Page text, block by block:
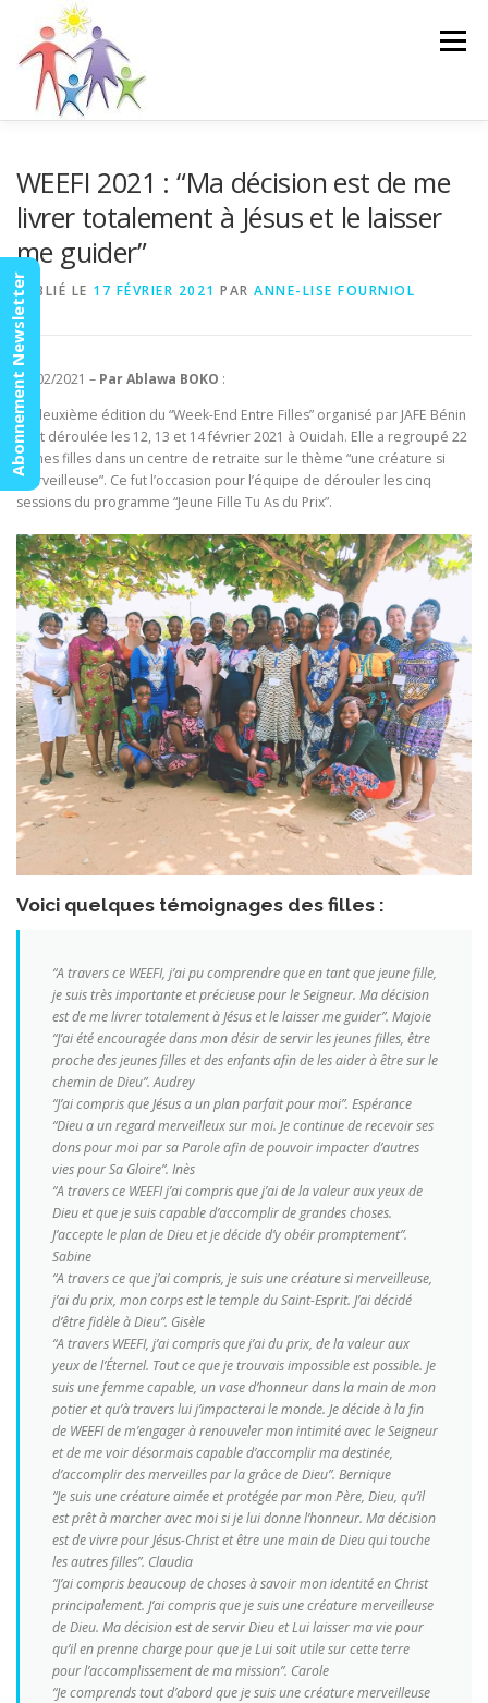
contenu
Menu
CONTACT
WEEFI 2021 : “Ma décision est de me
livrer totalement à Jésus et le laisser
me guider”
PUBLIÉ LE 17 FÉVRIER 2021 PAR ANNE-LISE FOURNIOL
16/02/2021 – Par Ablawa BOKO :
La deuxième édition du “Week-End Entre Filles” organisé par JAFE Bénin
s’est déroulée les 12, 13 et 14 février 2021 à Ouidah. Elle a regroupé 22
jeunes filles dans un centre de retraite sur le thème “une créature si
merveilleuse”. Ce fut l’occasion pour l’équipe de dérouler les cinq
sessions du programme “Jeune Fille Tu As du Prix”.
Voici quelques témoignages des filles :
“A travers ce WEEFI, j’ai pu comprendre que en tant que jeune fille,
je suis très importante et précieuse pour le Seigneur. Ma décision
est de me livrer totalement à Jésus et le laisser me guider”. Majoie
“J’ai été encouragée dans mon désir de servir les jeunes filles, être
proche des jeunes filles et des enfants afin de les aider à être sur le
chemin de Dieu”. Audrey
“J’ai compris que Jésus a un plan parfait pour moi”. Espérance
“Dieu a un regard merveilleux sur moi. Je continue de recevoir ses
dons pour moi par sa Parole afin de pouvoir impacter d’autres
vies pour Sa Gloire”. Inès
“A travers ce WEEFI j’ai compris que j’ai de la valeur aux yeux de
Dieu et que je suis capable d’accomplir de grandes choses.
J’accepte le plan de Dieu et je décide d’y obéir promptement”.
Sabine
“A travers ce que j’ai compris, je suis une créature si merveilleuse,
j’ai du prix, mon corps est le temple du Saint-Esprit. J’ai décidé
d’être fidèle à Dieu”. Gisèle
“A travers WEEFI, j’ai compris que j’ai du prix, de la valeur aux
yeux de l’Éternel. Tout ce que je trouvais impossible est possible. Je
suis une femme capable, un vase d’honneur dans la main de mon
potier et qu’à travers lui j’impacterai le monde. Je décide à la fin
de WEEFI de m’engager à renouveler mon intimité avec le Seigneur
et de me voir désormais capable d’accomplir ma destinée,
d’accomplir des merveilles par la grâce de Dieu”. Bernique
“Je suis une créature aimée et protégée par mon Père, Dieu, qu’il
est prêt à marcher avec moi si je lui donne l’honneur. Ma décision
est de vivre pour Jésus-Christ et être une main de Dieu qui touche
les autres filles”. Claudia
“J’ai compris beaucoup de choses à savoir mon identité en Christ
principalement. J’ai compris que je suis une créature merveilleuse
de Dieu. Ma décision est de servir Dieu et Lui laisser ma vie pour
qu’il en prenne charge pour que je Lui soit utile sur cette terre
pour l’accomplissement de ma mission”. Carole
“Je comprends tout d’abord que je suis une créature merveilleuse
Abonnement Newsletter